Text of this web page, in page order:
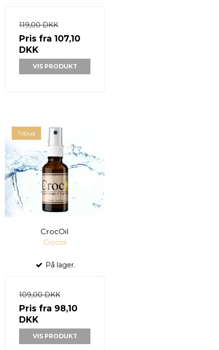
119,00 DKK
Pris fra 107,10
DKK
VIS PRODUKT
Tilbud
CrocOil
Crocoil
På lager.
109,00 DKK
Pris fra 98,10
DKK
VIS PRODUKT